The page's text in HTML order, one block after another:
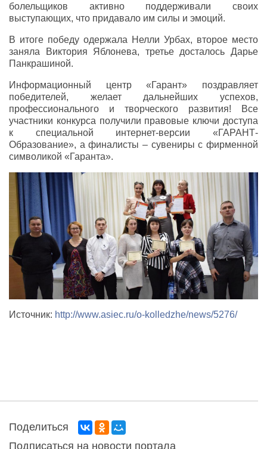
болельщиков активно поддерживали своих
выступающих, что придавало им силы и эмоций.
В итоге победу одержала Нелли Урбах, второе место
заняла Виктория Яблонева, третье досталось Дарье
Панкрашиной.
Информационный центр «Гарант» поздравляет
победителей, желает дальнейших успехов,
профессионального и творческого развития! Все
участники конкурса получили правовые ключи доступа
к специальной интернет-версии «ГАРАНТ-
Образование», а финалисты – сувениры с фирменной
символикой «Гаранта».
Источник: http://www.asiec.ru/o-kolledzhe/news/5276/
Поделиться
Подписаться на новости портала